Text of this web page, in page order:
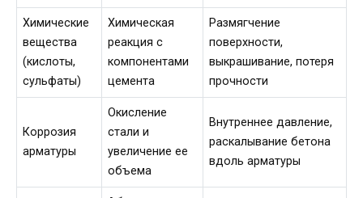
Химические
вещества
(кислоты,
сульфаты)
Химическая
реакция с
компонентами
цемента
Размягчение
поверхности,
выкрашивание, потеря
прочности
Коррозия
арматуры
Окисление
стали и
увеличение ее
объема
Внутреннее давление,
раскалывание бетона
вдоль арматуры